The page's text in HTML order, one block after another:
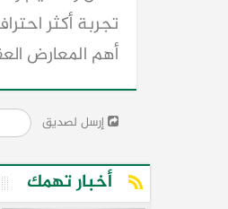
أهم المعارض
إرسل لصديقFacebook
أخبار تهمك